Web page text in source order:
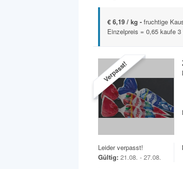
€ 6,19 / kg - fruchtige
Einzelpreis = 0,65 kaufe
Verpasst!
Leider verpasst!
Gültig: 21.08. - 27.08.